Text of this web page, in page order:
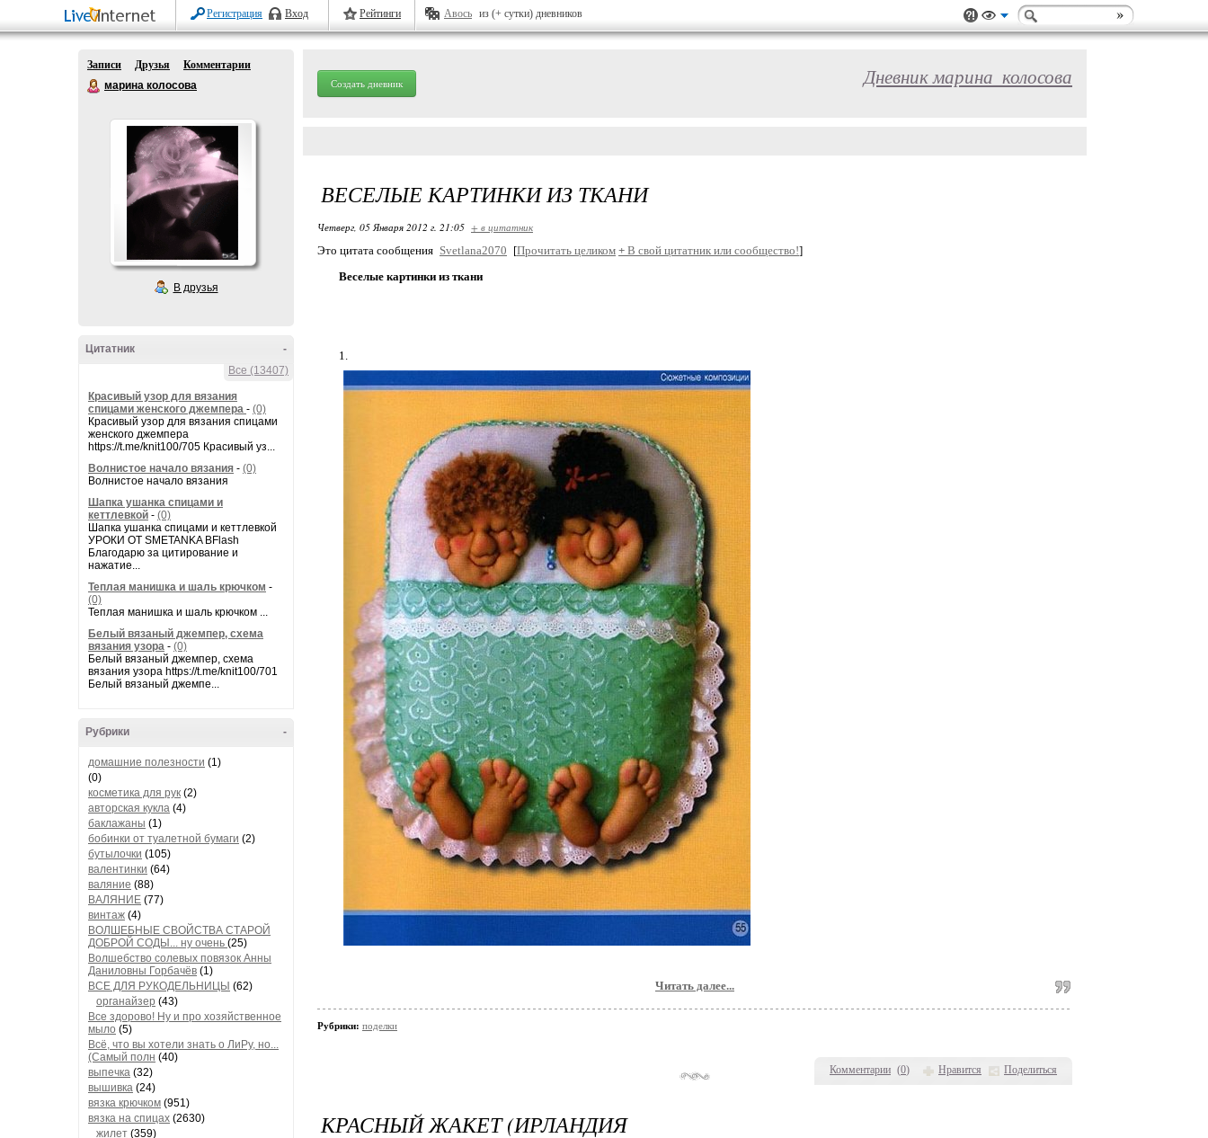
Регистрация Вход Рейтинги Авось из (+ сутки) дневников
Записи Друзья
Комментарии
марина колосова
В друзья
-
Цитатник
Все (13407)
Красивый узор для вязания
спицами женского джемпера - (0)
Красивый узор для вязания спицами
женского джемпера
https://t.me/knit100/705 Красивый уз...
Волнистое начало вязания - (0)
Волнистое начало вязания
Шапка ушанка спицами и
кеттлевкой - (0)
Шапка ушанка спицами и кеттлевкой
УРОКИ ОТ SMETANKA BFlash
Благодарю за цитирование и
нажатие...
Теплая манишка и шаль крючком -
(0)
Теплая манишка и шаль крючком ...
Белый вязаный джемпер, схема
вязания узора - (0)
Белый вязаный джемпер, схема
вязания узора https://t.me/knit100/701
Белый вязаный джемпе...
-
Рубрики
домашние полезности (1)
(0)
косметика для рук (2)
авторская кукла (4)
баклажаны (1)
бобинки от туалетной бумаги (2)
бутылочки (105)
валентинки (64)
валяние (88)
ВАЛЯНИЕ (77)
винтаж (4)
ВОЛШЕБНЫЕ СВОЙСТВА СТАРОЙ
ДОБРОЙ СОДЫ... ну очень (25)
Волшебство солевых повязок Анны
Даниловны Горбачёв (1)
ВСЕ ДЛЯ РУКОДЕЛЬНИЦЫ (62)
органайзер (43)
Все здорово! Ну и про хозяйственное
мыло (5)
Всё, что вы хотели знать о ЛиРу, но...
(Самый полн (40)
выпечка (32)
вышивка (24)
вязка крючком (951)
вязка на спицах (2630)
жилет (359)
Создать дневник Дневник марина_колосова
Комментарии (0) Нравится Поделиться
ВЕСЕЛЫЕ КАРТИНКИ ИЗ ТКАНИ
Четверг, 05 Января 2012 г. 21:05 + в цитатник
Это цитата сообщения Svetlana2070 [Прочитать целиком + В свой цитатник или сообщество!]
Веселые картинки из ткани
1.
Читать далее...
Рубрики: поделки
КРАСНЫЙ ЖАКЕТ (ИРЛАНДИЯ